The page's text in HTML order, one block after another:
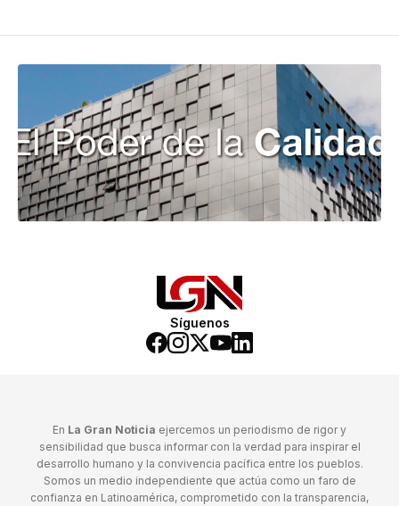
Síguenos
En La Gran Noticia ejercemos un periodismo de rigor y
sensibilidad que busca informar con la verdad para inspirar el
desarrollo humano y la convivencia pacífica entre los pueblos.
Somos un medio independiente que actúa como un faro de
confianza en Latinoamérica, comprometido con la transparencia,